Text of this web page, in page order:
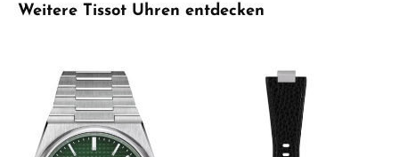
Produktgalerie überspringen
Weitere Tissot Uhren entdecken